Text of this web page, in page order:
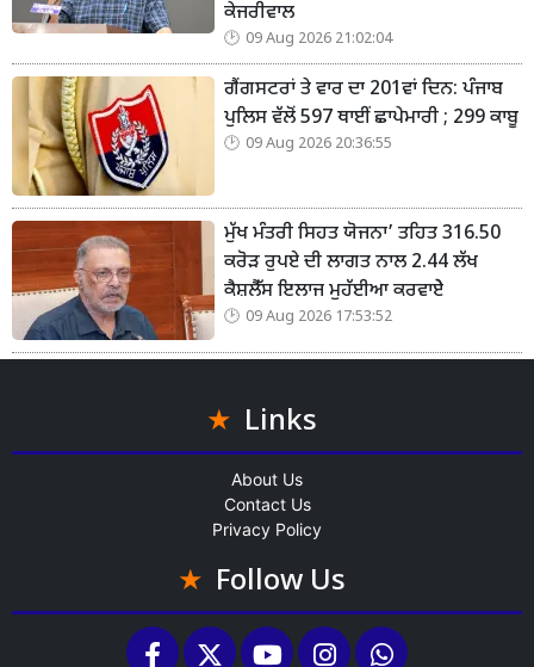
ਕੇਜਰੀਵਾਲ
09 Aug 2026 21:02:04
ਗੈਂਗਸਟਰਾਂ ਤੇ ਵਾਰ ਦਾ 201ਵਾਂ ਦਿਨ: ਪੰਜਾਬ
ਪੁਲਿਸ ਵੱਲੋਂ 597 ਥਾਈਂ ਛਾਪੇਮਾਰੀ ; 299 ਕਾਬੂ
09 Aug 2026 20:36:55
ਮੁੱਖ ਮੰਤਰੀ ਸਿਹਤ ਯੋਜਨਾ’ ਤਹਿਤ 316.50
ਕਰੋੜ ਰੁਪਏ ਦੀ ਲਾਗਤ ਨਾਲ 2.44 ਲੱਖ
ਕੈਸ਼ਲੈੱਸ ਇਲਾਜ ਮੁਹੱਈਆ ਕਰਵਾਏੇ
09 Aug 2026 17:53:52
Links
About Us
Contact Us
Privacy Policy
Follow Us